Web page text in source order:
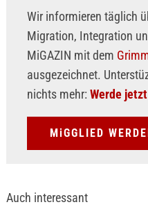
Wir informieren täglich
Migration, Integration
MiGAZIN mit dem
ausgezeichnet.
nichts mehr: Werde
MiGGLIED
Auch interessant